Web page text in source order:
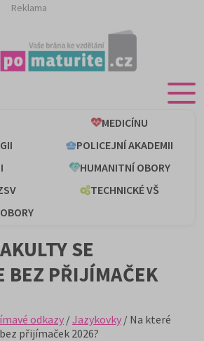
Reklama
MEDICÍNU
POLICEJNÍ AKADEMII
HUMANITNÍ OBORY
TECHNICKÉ VŠ
SE
BEZ PŘIJÍMAČEK
odkazy /Jazykovky / Na které
přijímaček 2026?